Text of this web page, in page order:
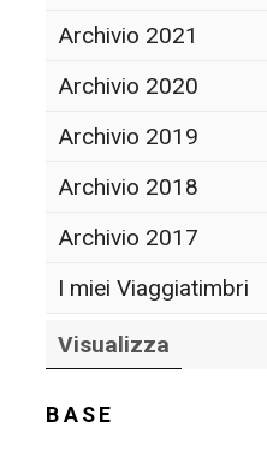
Archivio 2021
Archivio 2020
Archivio 2019
Archivio 2018
Archivio 2017
I miei Viaggiatimbri
Visualizza
BASE